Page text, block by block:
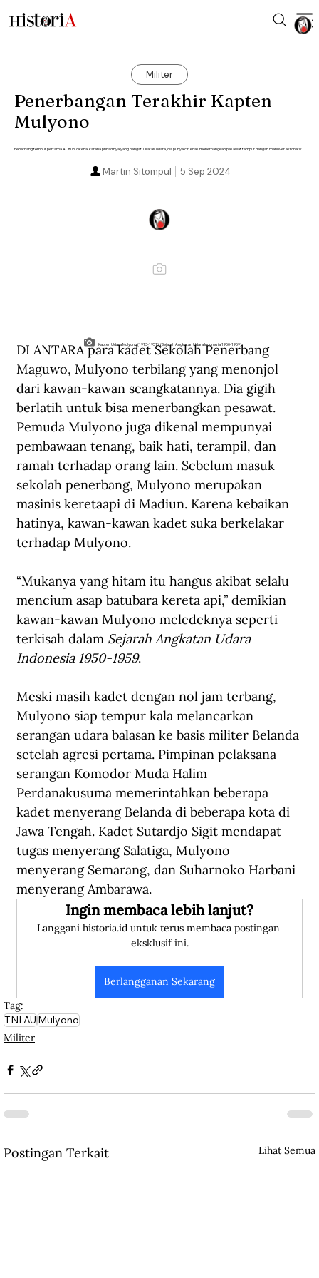
Militer
Penerbangan Terakhir Kapten
Mulyono
Penerbang tempur pertama AURI ini dikenal karena pribadinya yang hangat. Di atas udara, dia punya ciri khas menerbangkan pesawat tempur dengan manuver akrobatik.
5 Sep 2024
Martin Sitompul
Kapten Udara Mulyono (1913-1951). (Sejarah Angkatan Udara Indonesia 1950-1959).
DI ANTARA para kadet Sekolah Penerbang
Maguwo, Mulyono terbilang yang menonjol
dari kawan-kawan seangkatannya. Dia gigih
berlatih untuk bisa menerbangkan pesawat.
Pemuda Mulyono juga dikenal mempunyai
pembawaan tenang, baik hati, terampil, dan
ramah terhadap orang lain. Sebelum masuk
sekolah penerbang, Mulyono merupakan
masinis keretaapi di Madiun. Karena kebaikan
hatinya, kawan-kawan kadet suka berkelakar
terhadap Mulyono.
“Mukanya yang hitam itu hangus akibat selalu
mencium asap batubara kereta api,” demikian
kawan-kawan Mulyono meledeknya seperti
terkisah dalam Sejarah Angkatan Udara
Indonesia 1950-1959.
Meski masih kadet dengan nol jam terbang,
Mulyono siap tempur kala melancarkan
serangan udara balasan ke basis militer Belanda
setelah agresi pertama. Pimpinan pelaksana
serangan Komodor Muda Halim
Perdanakusuma memerintahkan beberapa
kadet menyerang Belanda di beberapa kota di
Jawa Tengah. Kadet Sutardjo Sigit mendapat
tugas menyerang Salatiga, Mulyono
menyerang Semarang, dan Suharnoko Harbani
menyerang Ambarawa.
Ingin membaca lebih lanjut?
Langgani historia.id untuk terus membaca postingan
eksklusif ini.
Berlangganan Sekarang
Tag:
TNI AUMulyono
Militer
Postingan Terkait Lihat Semua